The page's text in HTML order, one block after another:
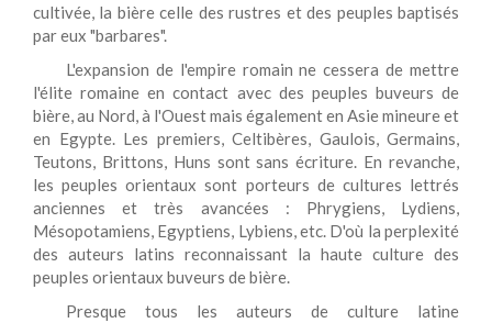
cultivée, la bière celle des rustres et des peuples baptisés
par eux "barbares".
L'expansion de l'empire romain ne cessera de mettre
l'élite romaine en contact avec des peuples buveurs de
bière, au Nord, à l'Ouest mais également en Asie mineure et
en Egypte. Les premiers, Celtibères, Gaulois, Germains,
Teutons, Brittons, Huns sont sans écriture. En revanche,
les peuples orientaux sont porteurs de cultures lettrés
anciennes et très avancées : Phrygiens, Lydiens,
Mésopotamiens, Egyptiens, Lybiens, etc. D'où la perplexité
des auteurs latins reconnaissant la haute culture des
peuples orientaux buveurs de bière.
Presque tous les auteurs de culture latine